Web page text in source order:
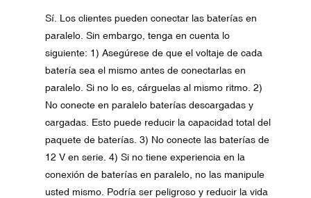
Sí. Los clientes pueden conectar las baterías en
paralelo. Sin embargo, tenga en cuenta lo
siguiente: 1) Asegúrese de que el voltaje de cada
batería sea el mismo antes de conectarlas en
paralelo. Si no lo es, cárguelas al mismo ritmo. 2)
No conecte en paralelo baterías descargadas y
cargadas. Esto puede reducir la capacidad total del
paquete de baterías. 3) No conecte las baterías de
12 V en serie. 4) Si no tiene experiencia en la
conexión de baterías en paralelo, no las manipule
usted mismo. Podría ser peligroso y reducir la vida